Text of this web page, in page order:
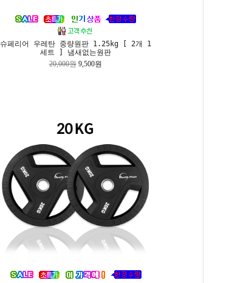
슈페리어 우레탄 중량원판 1.25kg [ 2개 1
세트 ] 냄새없는원판
20,000원 9,500원